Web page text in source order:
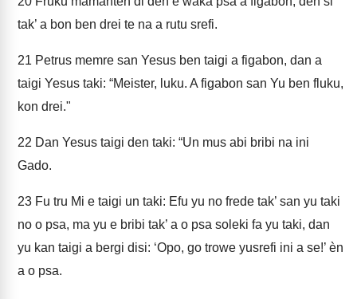
tak’ a bon ben drei te na a rutu srefi.
21 Petrus memre san Yesus ben taigi a figabon, dan a
taigi Yesus taki: “Meister, luku. A figabon san Yu ben fluku,
kon drei."
22 Dan Yesus taigi den taki: “Un mus abi bribi na ini
Gado.
23 Fu tru Mi e taigi un taki: Efu yu no frede tak’ san yu taki
no o psa, ma yu e bribi tak’ a o psa soleki fa yu taki, dan
yu kan taigi a bergi disi: ‘Opo, go trowe yusrefi ini a se!’ èn
a o psa.